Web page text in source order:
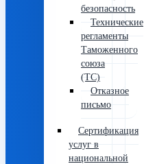
безопасность
Технические
регламенты
Таможенного
союза
(ТС)
Отказное
письмо
Сертификация
услуг в
национальной